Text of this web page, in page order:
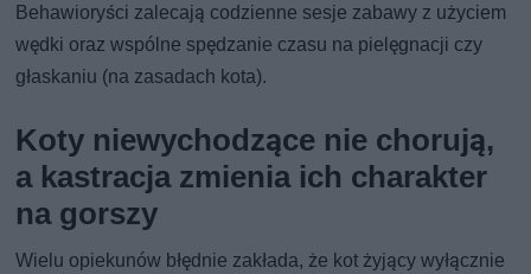
Behawioryści zalecają codzienne sesje zabawy z użyciem
wędki oraz wspólne spędzanie czasu na pielęgnacji czy
głaskaniu (na zasadach kota).
Koty niewychodzące nie chorują,
a kastracja zmienia ich charakter
na gorszy
Wielu opiekunów błędnie zakłada, że kot żyjący wyłącznie